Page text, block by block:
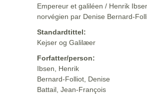
Empereur et galiléen / Henrik
norvégien par Denise Bernard-
Standardtittel:
Kejser og Galilæer
Forfatter/person:
Ibsen, Henrik
Bernard-Folliot, Denise
Battail, Jean-François